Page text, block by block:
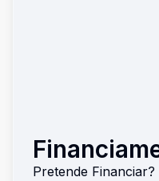
Pretende Financiar?